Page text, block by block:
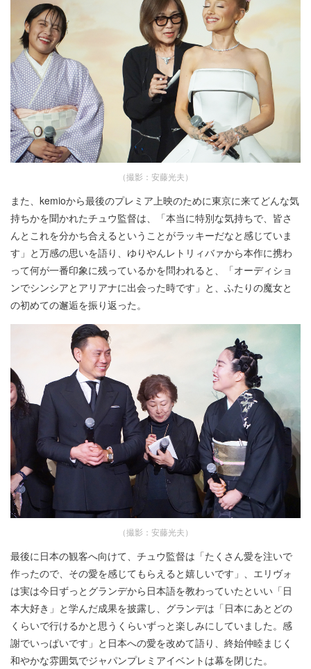
（撮影：安藤光夫）
また、kemioから最後のプレミア上映のために東京に来てどんな気
持ちかを聞かれたチュウ監督は、「本当に特別な気持ちで、皆さ
んとこれを分かち合えるということがラッキーだなと感じていま
す」と万感の思いを語り、ゆりやんレトリィバァから本作に携わ
って何が一番印象に残っているかを問われると、「オーディショ
ンでシンシアとアリアナに出会った時です」と、ふたりの魔女と
の初めての邂逅を振り返った。
（撮影：安藤光夫）
最後に日本の観客へ向けて、チュウ監督は「たくさん愛を注いで
作ったので、その愛を感じてもらえると嬉しいです」、エリヴォ
は実は今日ずっとグランデから日本語を教わっていたといい「日
本大好き」と学んだ成果を披露し、グランデは「日本にあとどの
くらいで行けるかと思うくらいずっと楽しみにしていました。感
謝でいっぱいです」と日本への愛を改めて語り、終始仲睦まじく
和やかな雰囲気でジャパンプレミアイベントは幕を閉じた。